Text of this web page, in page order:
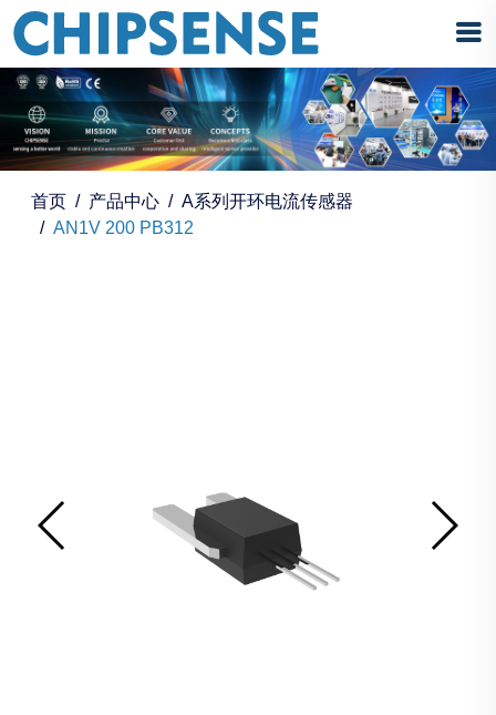
首页 产品中心
A系列开环电流传感器
AN1V 200 PB312